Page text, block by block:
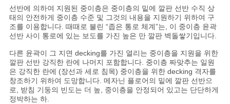
선반에 의하여 지원된 중이층은 중이층의 밑에 깔판 선반 수직 상
태의 안전하게 중이층 수준 및 그것의 내용을 지원하기 위하여 구
조를 이용합니다. 때때로 불린 “좁은 통로 체계”는, 이 중이층 윤곽
선반 사이 통로에 있는 보도를 가진 높은 만 깔판 벽돌쌓기입니다.
다른 윤곽이 그 지면 decking를 가진 열리는 중이층을 지원을 위한
깔판 선반 강직한 란에 나머지 포함합니다. 중이층 짜맞추는 일원
은 강직한 란에 (장선과 세로 침목) 중이층을 위한 decking 격자를
창조하기 위하여 도망합니다. 메자닌 플로어의 밑에 깔판 선반으
로, 받침 기둥의 빈도는 더 높, 중이층을 안정되어 있고는 단단하게
정박하는 하.